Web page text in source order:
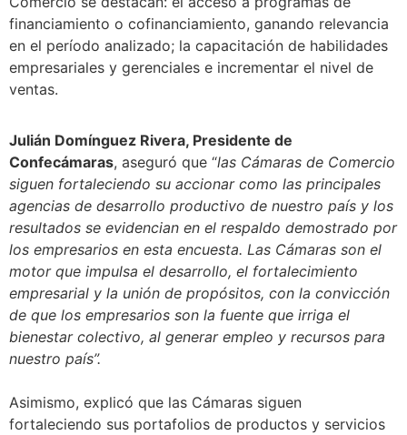
financiamiento o cofinanciamiento, ganando relevancia
en el período analizado; la capacitación de habilidades
empresariales y gerenciales e incrementar el nivel de
ventas.
Julián Domínguez Rivera, Presidente de
Confecámaras, aseguró que “las Cámaras de Comercio
siguen fortaleciendo su accionar como las principales
agencias de desarrollo productivo de nuestro país y los
resultados se evidencian en el respaldo demostrado por
los empresarios en esta encuesta. Las Cámaras son el
motor que impulsa el desarrollo, el fortalecimiento
empresarial y la unión de propósitos, con la convicción
de que los empresarios son la fuente que irriga el
bienestar colectivo, al generar empleo y recursos para
nuestro país”.
Asimismo, explicó que las Cámaras siguen
fortaleciendo sus portafolios de productos y servicios